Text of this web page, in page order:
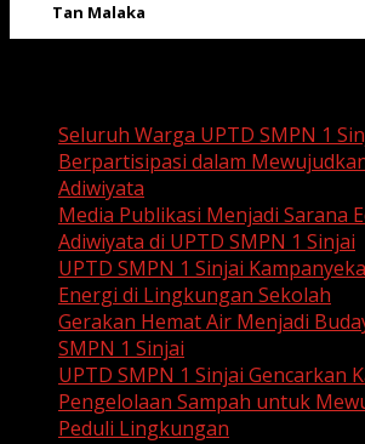
Tan Malaka
Seluruh Warga UPTD SMPN 1
Berpartisipasi dalam
Adiwiyata
Media Publikasi Menjadi Sarana
Adiwiyata di UPTD SMPN 1 Sinjai
UPTD SMPN 1 Sinjai
Energi di Lingkungan Sekolah
Gerakan Hemat Air Menjadi
SMPN 1 Sinjai
UPTD SMPN 1 Sinjai Gencarkan
Pengelolaan Sampah untuk
Peduli Lingkungan